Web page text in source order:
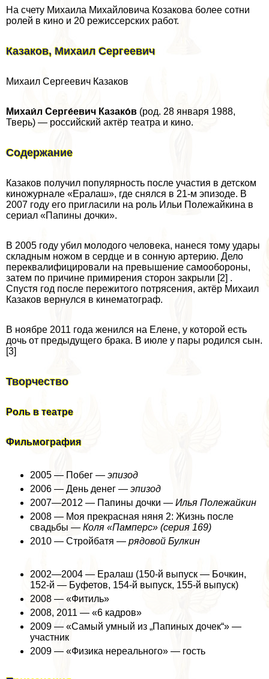
На счету Михаила Михайловича Козакова более сотни
ролей в кино и 20 режиссерских работ.
Казаков, Михаил Сергеевич
Михаил Сергеевич Казаков
Михаи́л Серге́евич Казако́в (род. 28 января 1988,
Тверь) — российский актёр театра и кино.
Содержание
Казаков получил популярность после участия в детском
киножурнале «Ералаш», где снялся в 21-м эпизоде. В
2007 году его пригласили на роль Ильи Полежайкина в
сериал «Папины дочки».
В 2005 году убил молодого человека, нанеся тому удары
складным ножом в сердце и в сонную артерию. Дело
переквалифицировали на превышение самообороны,
затем по причине примирения сторон закрыли [2] .
Спустя год после пережитого потрясения, актёр Михаил
Казаков вернулся в кинематограф.
В ноябре 2011 года женился на Елене, у которой есть
дочь от предыдущего бpaка. В июле у пары родился сын.
[3]
Творчество
Роль в театре
Фильмография
2005 — Побег — эпизод
2006 — День денег — эпизод
2007—2012 — Папины дочки — Илья Полежайкин
2008 — Моя прекрасная няня 2: Жизнь после
свадьбы — Коля «Памперс» (серия 169)
2010 — Стройбатя — рядовой Булкин
2002—2004 — Ералаш (150-й выпуск — Бочкин,
152-й — Буфетов, 154-й выпуск, 155-й выпуск)
2008 — «Фитиль»
2008, 2011 — «6 кадров»
2009 — «Самый умный из „Папиных дочек“» —
участник
2009 — «Физика нереального» — гость